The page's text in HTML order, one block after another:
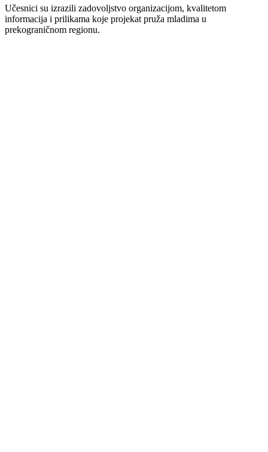
Učesnici su izrazili zadovoljstvo organizacijom, kvalitetom
informacija i prilikama koje projekat pruža mladima u
prekograničnom regionu.